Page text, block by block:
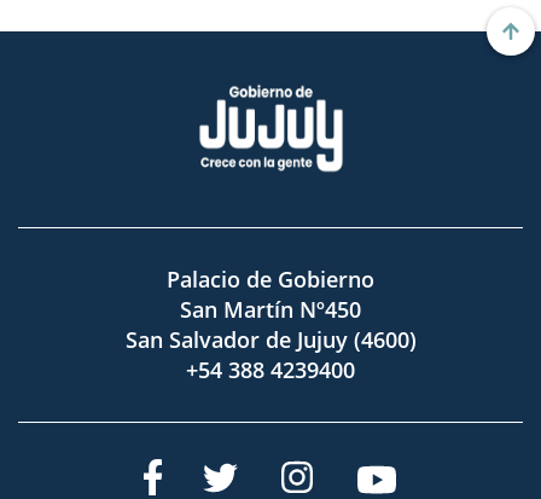
Palacio de Gobierno
San Martín Nº450
San Salvador de Jujuy (4600)
+54 388 4239400